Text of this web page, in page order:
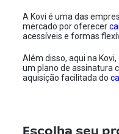
A Kovi é uma das
mercado por oferecer
acessíveis e formas
Além disso, aqui na
um plano de assinatura
aquisição facilitada do
Escolha seu